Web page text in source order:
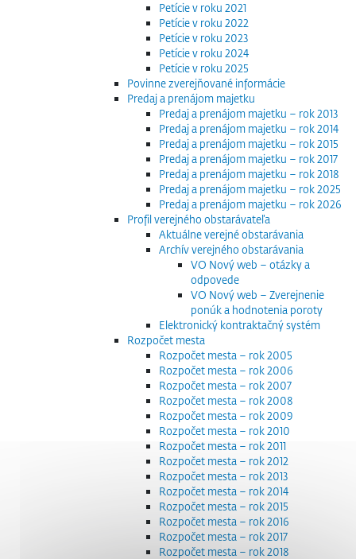
Petície v roku 2021
Petície v roku 2022
Petície v roku 2023
Petície v roku 2024
Petície v roku 2025
Povinne zverejňované informácie
Predaj a prenájom majetku
Predaj a prenájom majetku – rok 2013
Predaj a prenájom majetku – rok 2014
Predaj a prenájom majetku – rok 2015
Predaj a prenájom majetku – rok 2017
Predaj a prenájom majetku – rok 2018
Predaj a prenájom majetku – rok 2025
Predaj a prenájom majetku – rok 2026
Profil verejného obstarávateľa
Aktuálne verejné obstarávania
Archív verejného obstarávania
VO Nový web – otázky a
odpovede
VO Nový web – Zverejnenie
ponúk a hodnotenia poroty
Elektronický kontraktačný systém
Rozpočet mesta
Rozpočet mesta – rok 2005
Rozpočet mesta – rok 2006
Rozpočet mesta – rok 2007
Rozpočet mesta – rok 2008
Rozpočet mesta – rok 2009
Rozpočet mesta – rok 2010
Rozpočet mesta – rok 2011
Rozpočet mesta – rok 2012
Rozpočet mesta – rok 2013
Rozpočet mesta – rok 2014
Rozpočet mesta – rok 2015
Rozpočet mesta – rok 2016
Rozpočet mesta – rok 2017
Rozpočet mesta – rok 2018